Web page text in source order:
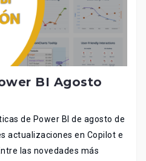
BI Agosto
de Power BI de agosto de
actualizaciones en Copilot e
las novedades más